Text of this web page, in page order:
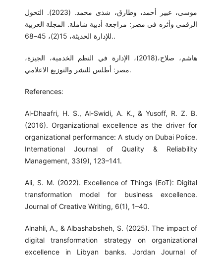
موسى، عبير أحمد، وطارق، شذى محمد. (2023). التحول
الرقمي وأثره في مصر: مراجعة أدبية شاملة. المجلة العربية
للإدارة الحديثة، 15(2)، 45–68..
هاشم، صلاح،(2018)، الإدارة في النظم الخدمية، الجيزة،
مصر: أطلس للنشر والتوزيع الاعلامي.
References:
Al-Dhaafri, H. S., Al-Swidi, A. K., & Yusoff, R. Z. B.
(2016). Organizational excellence as the driver for
organizational performance: A study on Dubai Police.
International Journal of Quality & Reliability
Management, 33(9), 123–141.
Ali, S. M. (2022). Excellence of Things (EoT): Digital
transformation model for business excellence.
Journal of Creative Writing, 6(1), 1–40.
Alnahli, A., & Albashabsheh, S. (2025). The impact of
digital transformation strategy on organizational
excellence in Libyan banks. Jordan Journal of